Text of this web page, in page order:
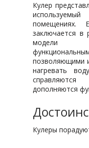
Кулер
помещениях.
заключается в
модели
позволяющими
нагревать
дополняются
Кулеры